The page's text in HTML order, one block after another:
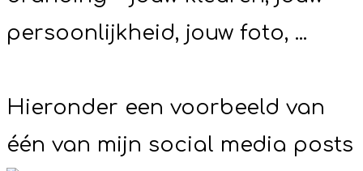
persoonlijkheid, jouw foto, ...
Hieronder een voorbeeld van
één van mijn social media posts